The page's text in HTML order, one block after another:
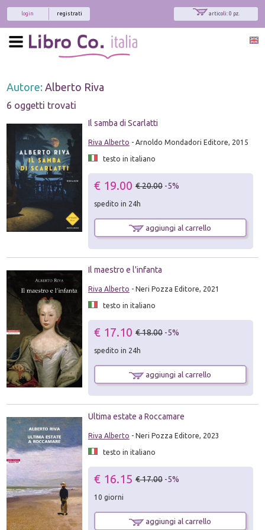
articoli: 0 pz.
registrati
login
Autore: Alberto Riva
6 oggetti trovati
Il samba di Scarlatti
Riva Alberto - Arnoldo Mondadori Editore, 2015
testo in italiano
€ 19.00 € 20.00 -5%
spedito in 24h
aggiungi al carrello
Il maestro e l'infanta
Riva Alberto - Neri Pozza Editore, 2021
testo in italiano
€ 17.10 € 18.00 -5%
spedito in 24h
aggiungi al carrello
Ultima estate a Roccamare
Riva Alberto - Neri Pozza Editore, 2023
testo in italiano
€ 16.15 € 17.00 -5%
10 giorni
aggiungi al carrello